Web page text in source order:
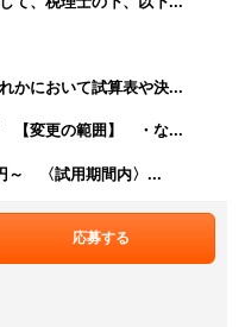
かにおいて試算表や決...
【変更の範囲】 ・な...
～ 〈試用期間内〉...
応募する